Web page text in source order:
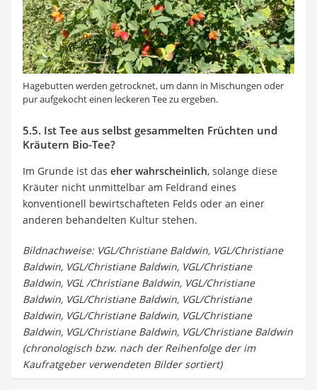
Hagebutten werden getrocknet, um dann in Mischungen oder
pur aufgekocht einen leckeren Tee zu ergeben.
5.5. Ist Tee aus selbst gesammelten Früchten und
Kräutern Bio-Tee?
Im Grunde ist das eher wahrscheinlich, solange diese
Kräuter nicht unmittelbar am Feldrand eines
konventionell bewirtschafteten Felds oder an einer
anderen behandelten Kultur stehen.
Bildnachweise: VGL/Christiane Baldwin, VGL/Christiane
Baldwin, VGL/Christiane Baldwin, VGL/Christiane
Baldwin, VGL /Christiane Baldwin, VGL/Christiane
Baldwin, VGL/Christiane Baldwin, VGL/Christiane
Baldwin, VGL/Christiane Baldwin, VGL/Christiane
Baldwin, VGL/Christiane Baldwin, VGL/Christiane Baldwin
(chronologisch bzw. nach der Reihenfolge der im
Kaufratgeber verwendeten Bilder sortiert)